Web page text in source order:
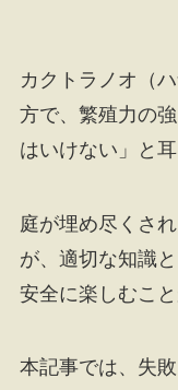
カクトラノオ（
方で、繁殖力の
はいけない」と
庭が埋め尽くさ
が、適切な知識
安全に楽しむこと
本記事では、失